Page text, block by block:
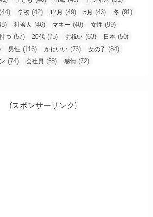
(44) 学校 (42) 12月 (49) 5月 (43) 冬 (91)
社会人 (46) マネー (48) 女性 (99)
持つ (57) 20代 (75) お祝い (63) 日本 (50)
男性 (116) かわいい (76) 女の子 (84)
(74) 会社員 (58) 感情 (72)
(スポンサーリンク)